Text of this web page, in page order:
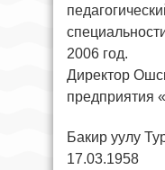
2006 год.
Директор
предприятия
Бакир уулу
17.03.1958